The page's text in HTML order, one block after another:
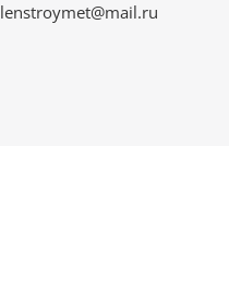
lenstroymet@mail.ru